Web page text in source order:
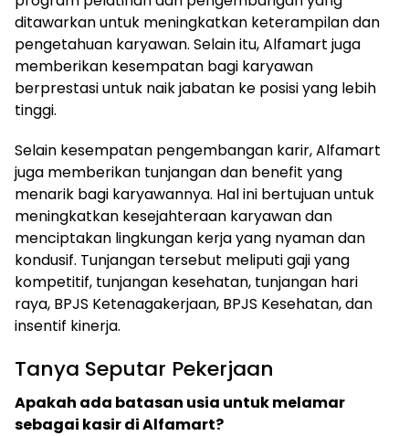
ditawarkan untuk meningkatkan keterampilan dan
pengetahuan karyawan. Selain itu, Alfamart juga
memberikan kesempatan bagi karyawan
berprestasi untuk naik jabatan ke posisi yang lebih
tinggi.
Selain kesempatan pengembangan karir, Alfamart
juga memberikan tunjangan dan benefit yang
menarik bagi karyawannya. Hal ini bertujuan untuk
meningkatkan kesejahteraan karyawan dan
menciptakan lingkungan kerja yang nyaman dan
kondusif. Tunjangan tersebut meliputi gaji yang
kompetitif, tunjangan kesehatan, tunjangan hari
raya, BPJS Ketenagakerjaan, BPJS Kesehatan, dan
insentif kinerja.
Tanya Seputar Pekerjaan
Apakah ada batasan usia untuk melamar
sebagai kasir di Alfamart?